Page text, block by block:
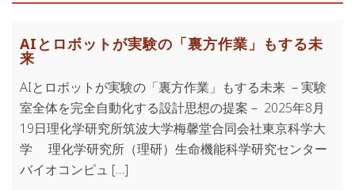
AIとロボットが実験の「裏方作業」もする未
来
AIとロボットが実験の「裏方作業」もする未来 －実験
室全体を完全自動化する設計思想の提案－ 2025年8月
19日理化学研究所筑波大学梅馨堂合同会社東京科学大
学 理化学研究所（理研）生命機能科学研究センター
バイオコンピュ […]